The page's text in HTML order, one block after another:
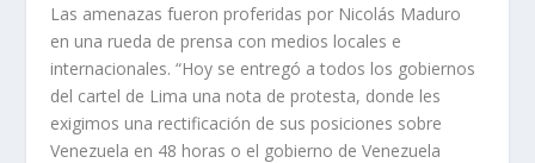
Las amenazas fueron proferidas por Nicolás Maduro
en una rueda de prensa con medios locales e
internacionales. “Hoy se entregó a todos los gobiernos
del cartel de Lima una nota de protesta, donde les
exigimos una rectificación de sus posiciones sobre
Venezuela en 48 horas o el gobierno de Venezuela